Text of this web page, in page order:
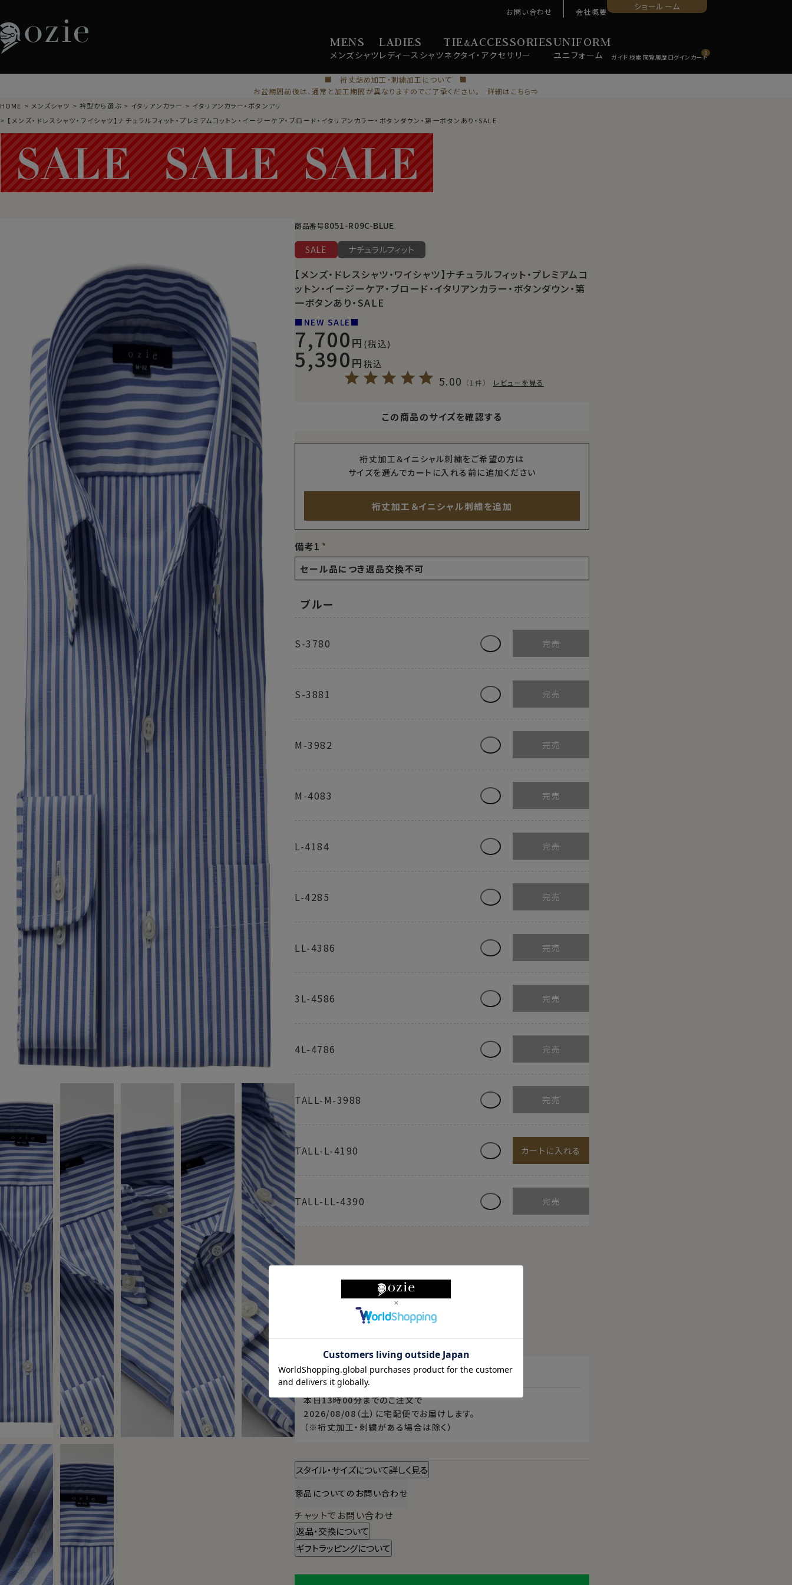
MENS
メンズシャツ
LADIES
レディース シャツ
TIE&ACCESSORIES
ネクタイ・ アクセサリー
UNIFORM
ユニ フォーム
お問い合わせ 会社概要 ショールーム
0
■ 裄丈詰め加工・刺繍加工について ■
お盆期間前後は、通常と加工期間が異なりますのでご了承ください。 詳細はこちら⇒
HOME メンズシャツ 衿型から選ぶ イタリアンカラー
イタリアンカラー・ボタンアリ
【メンズ・ドレスシャツ・ワイシャツ】ナチュラルフィット・プレミアムコットン・イージーケア・ブロード・イタリアンカラー・ボタンダウン・第一ボタンあり・SALE
商品番号8051-R09C-BLUE
SALE ナチュラルフィット
【メンズ・ドレスシャツ・ワイシャツ】ナチュラルフィット・プレミアムコ
ットン・イージーケア・ブロード・イタリアンカラー・ボタンダウン・第
一ボタンあり・SALE
■NEW SALE■
7,700 (税込)
5,390 税込
5.00 （1件） レビューを見る
この商品のサイズを確認する
裄丈加工＆イニシャル刺繍をご希望の方は
サイズを選んでカートに入れる前に追加ください
裄丈加工＆イニシャル刺繍を追加
備考1
ブルー
S-3780
S-3881
M-3982
M-4083
L-4184
L-4285
LL-4386
3L-4586
4L-4786
TALL-M-3988
TALL-L-4190 カートに入れる
TALL-LL-4390
【限定スポット商品】再入荷はございません
【シャツのサイズの見方】
例）M-3982→首回り39cm・裄丈82cm
例）L-4184→首回り41cm・裄丈84cm
例）TALL-L-4190→首回り41cm・裄丈90cm
本日13時00分までのご注文で
2026/08/08（土） に宅配便 でお届けします。
（※裄丈加工・刺繍がある場合は除く）
東京都変更
スタイル・サイズについて詳しく見る
商品についてのお問い合わせ
チャットでお問い合わせ
返品・交換について
ギフトラッピングについて